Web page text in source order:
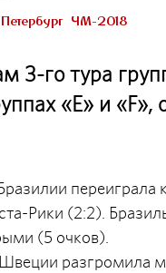
ЧМ-2018
3-го тура
«E» и
Рики (2:2).
(5 очков).
разгромила